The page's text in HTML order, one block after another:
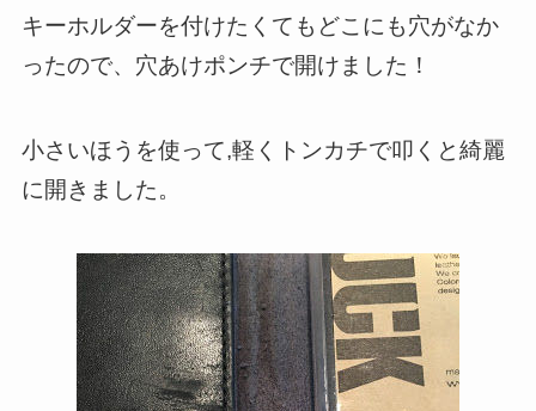
キーホルダーを付けたくてもどこにも穴がなか
ったので、穴あけポンチで開けました！
小さいほうを使って,軽くトンカチで叩くと綺麗
に開きました。